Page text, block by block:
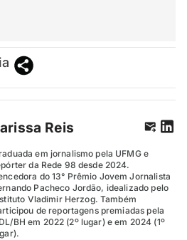
Reis
em jornalismo pela UFMG e
da Rede 98 desde 2024.
do 13° Prêmio Jovem Jornalista
Pacheco Jordão, idealizado pelo
Vladimir Herzog. Também
de reportagens premiadas pela
BH em 2022 (2º lugar) e em 2024 (1º